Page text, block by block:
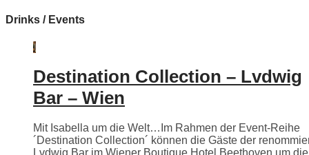
Drinks / Events
Destination Collection – Lvdwig
Bar – Wien
Mit Isabella um die Welt…Im Rahmen der Event-Reihe
´Destination Collection´ können die Gäste der
Lvdwig Bar im Wiener Boutique Hotel Beethoven um die